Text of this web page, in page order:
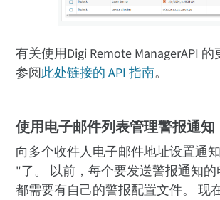
有关使用Digi Remote ManagerAPI
参阅此处链接的 API 指南。
使用电子邮件列表管理警报通知
向多个收件人电子邮件地址设置通
"了。 以前，每个要发送警报通知
都需要有自己的警报配置文件。 现